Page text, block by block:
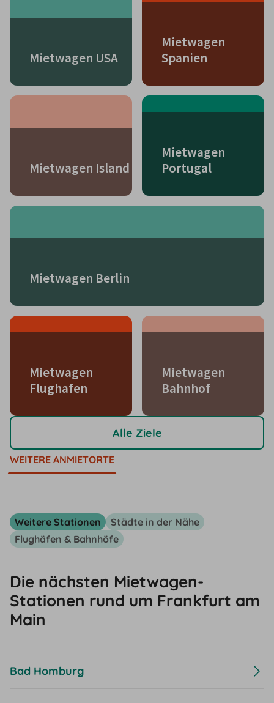
Mietwagen USA
Mietwagen
Spanien
Mietwagen Island
Mietwagen
Portugal
Mietwagen Berlin
Mietwagen
Flughafen
Mietwagen
Bahnhof
Alle Ziele
WEITERE ANMIETORTE
Weitere Stationen
Städte in der Nähe
Flughäfen & Bahnhöfe
Die nächsten Mietwagen-
Stationen rund um Frankfurt am
Main
Bad Homburg